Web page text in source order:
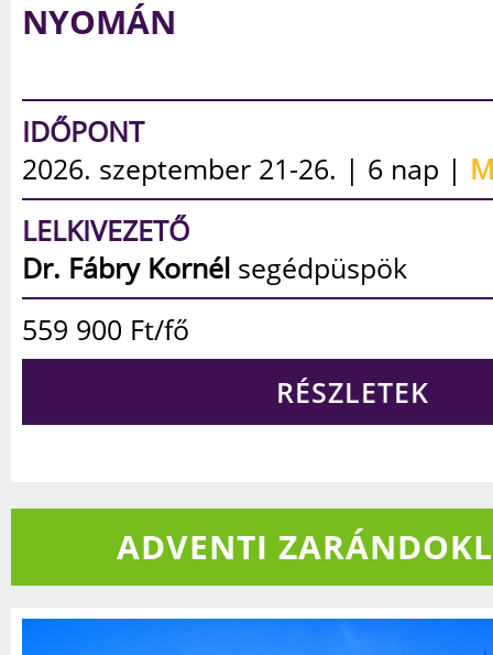
IDŐPONT
2026. október 20-24. | 5 nap
LELKIVEZETŐ
Tóth J. Miklósatya
399 900 Ft/fő
RÉSZLETEK
ADVENTI